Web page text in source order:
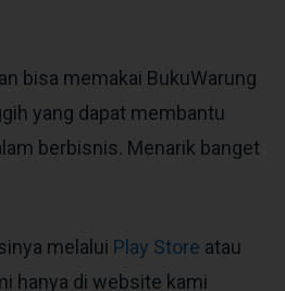
bisa memakai BukuWarung
yang dapat membantu
berbisnis. Menarik banget
melalui Play Store atau
hanya di website kami